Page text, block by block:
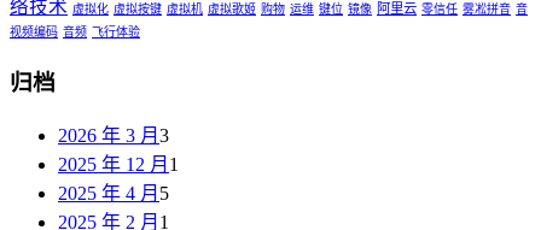
络技术 虚拟化 虚拟按键 虚拟机 虚拟歌姬 购物 运维 键位 镜像 阿里云 零信任 雾凇拼音 音
视频编码 音频 飞行体验
归档
2026 年 3 月 3
2025 年 12 月 1
2025 年 4 月 5
2025 年 2 月 1